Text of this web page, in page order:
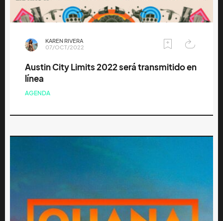
KAREN RIVERA
07/OCT/2022
Austin City Limits 2022 será transmitido en
línea
AGENDA